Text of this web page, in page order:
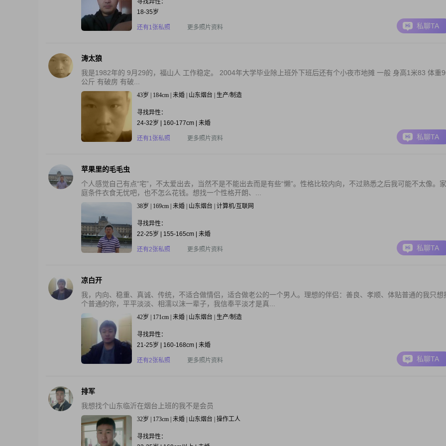
寻找异性：
18-35岁
还有1张私照 更多照片资料 私聊TA
涛太狼
我是1982年的 9月29的，福山人 工作稳定。 2004年大学毕业除上班外下班后还有个小夜市地摊 一般 身高1米83 体重
公斤 有破房 有破...
43岁 | 184cm | 未婚 | 山东烟台 | 生产/制造
寻找异性：
24-32岁 | 160-177cm | 未婚
还有1张私照 更多照片资料 私聊TA
苹果里的毛毛虫
个人感觉自己有点“宅”，不太爱出去，当然不是不能出去而是有些“懒”。性格比较内向，不过熟悉之后我可能不太像。家
庭条件衣食无忧吧，也不怎么花钱。想找一个性格开朗、...
38岁 | 169cm | 未婚 | 山东烟台 | 计算机/互联网
寻找异性：
22-25岁 | 155-165cm | 未婚
还有2张私照 更多照片资料 私聊TA
凉白开
我，内向、稳重、真诚、传统，不适合做情侣，适合做老公的一个男人。理想的伴侣：善良、孝顺、体贴普通的我只想
个普通的你，平平淡淡、相濡以沫一辈子，我信奉平淡才是真...
42岁 | 171cm | 未婚 | 山东烟台 | 生产/制造
寻找异性：
21-25岁 | 160-168cm | 未婚
还有2张私照 更多照片资料 私聊TA
排军
我想找个山东临沂在烟台上班的我不是会员
32岁 | 173cm | 未婚 | 山东烟台 | 操作工人
寻找异性：